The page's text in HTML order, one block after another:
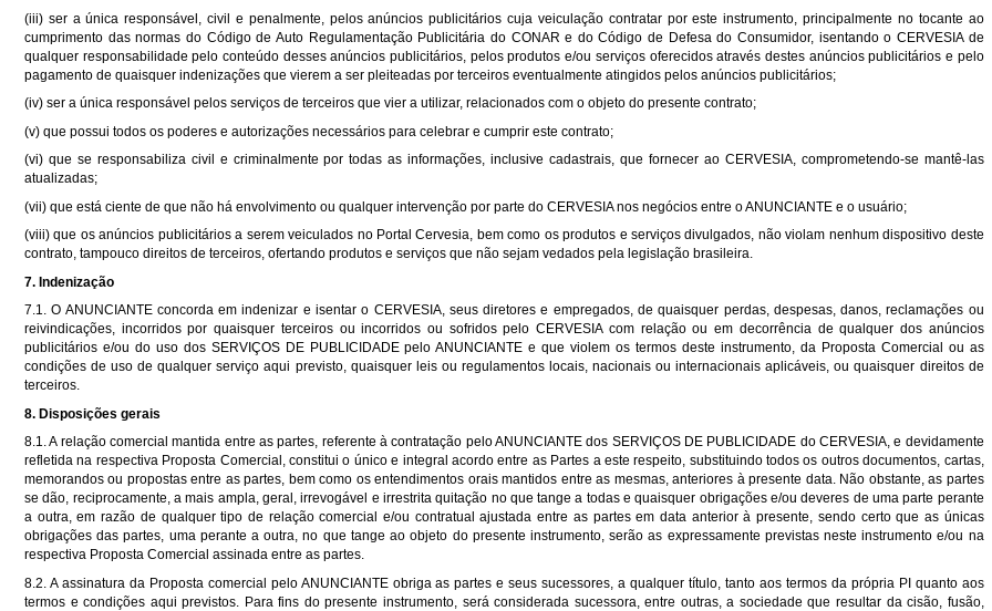
(iii) ser a única responsável, civil e penalmente, pelos anúncios publicitários cuja veiculação contratar por este instrumento, principalmente no tocante ao
cumprimento das normas do Código de Auto Regulamentação Publicitária do CONAR e do Código de Defesa do Consumidor, isentando o CERVESIA de
qualquer responsabilidade pelo conteúdo desses anúncios publicitários, pelos produtos e/ou serviços oferecidos através destes anúncios publicitários e pelo
pagamento de quaisquer indenizações que vierem a ser pleiteadas por terceiros eventualmente atingidos pelos anúncios publicitários;
(iv) ser a única responsável pelos serviços de terceiros que vier a utilizar, relacionados com o objeto do presente contrato;
(v) que possui todos os poderes e autorizações necessários para celebrar e cumprir este contrato;
(vi) que se responsabiliza civil e criminalmente por todas as informações, inclusive cadastrais, que fornecer ao CERVESIA, comprometendo-se mantê-las
atualizadas;
(vii) que está ciente de que não há envolvimento ou qualquer intervenção por parte do CERVESIA nos negócios entre o ANUNCIANTE e o usuário;
(viii) que os anúncios publicitários a serem veiculados no Portal Cervesia, bem como os produtos e serviços divulgados, não violam nenhum dispositivo deste
contrato, tampouco direitos de terceiros, ofertando produtos e serviços que não sejam vedados pela legislação brasileira.
7. Indenização
7.1. O ANUNCIANTE concorda em indenizar e isentar o CERVESIA, seus diretores e empregados, de quaisquer perdas, despesas, danos, reclamações ou
reivindicações, incorridos por quaisquer terceiros ou incorridos ou sofridos pelo CERVESIA com relação ou em decorrência de qualquer dos anúncios
publicitários e/ou do uso dos SERVIÇOS DE PUBLICIDADE pelo ANUNCIANTE e que violem os termos deste instrumento, da Proposta Comercial ou as
condições de uso de qualquer serviço aqui previsto, quaisquer leis ou regulamentos locais, nacionais ou internacionais aplicáveis, ou quaisquer direitos de
terceiros.
8. Disposições gerais
8.1. A relação comercial mantida entre as partes, referente à contratação pelo ANUNCIANTE dos SERVIÇOS DE PUBLICIDADE do CERVESIA, e devidamente
refletida na respectiva Proposta Comercial, constitui o único e integral acordo entre as Partes a este respeito, substituindo todos os outros documentos, cartas,
memorandos ou propostas entre as partes, bem como os entendimentos orais mantidos entre as mesmas, anteriores à presente data. Não obstante, as partes
se dão, reciprocamente, a mais ampla, geral, irrevogável e irrestrita quitação no que tange a todas e quaisquer obrigações e/ou deveres de uma parte perante
a outra, em razão de qualquer tipo de relação comercial e/ou contratual ajustada entre as partes em data anterior à presente, sendo certo que as únicas
obrigações das partes, uma perante a outra, no que tange ao objeto do presente instrumento, serão as expressamente previstas neste instrumento e/ou na
respectiva Proposta Comercial assinada entre as partes.
8.2. A assinatura da Proposta comercial pelo ANUNCIANTE obriga as partes e seus sucessores, a qualquer título, tanto aos termos da própria PI quanto aos
termos e condições aqui previstos. Para fins do presente instrumento, será considerada sucessora, entre outras, a sociedade que resultar da cisão, fusão,